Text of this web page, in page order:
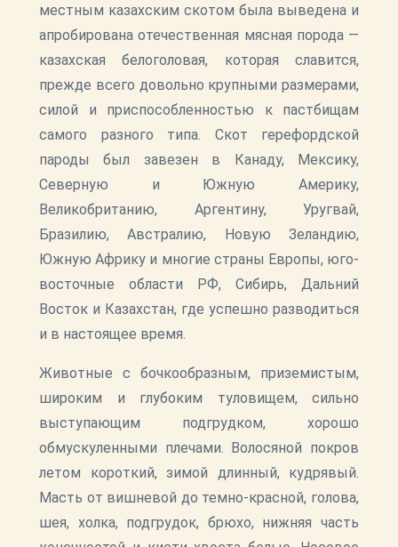
местным казахским скотом была выведена и
апробирована отечественная мясная порода —
казахская белоголовая, которая славится,
прежде всего довольно крупными размерами,
силой и приспособленностью к пастбищам
самого разного типа. Скот герефордской
пароды был завезен в Канаду, Мексику,
Северную и Южную Америку,
Великобританию, Аргентину, Уругвай,
Бразилию, Австралию, Новую Зеландию,
Южную Африку и многие страны Европы, юго-
восточные области РФ, Сибирь, Дальний
Восток и Казахстан, где успешно разводиться
и в настоящее время.
Животные с бочкообразным, приземистым,
широким и глубоким туловищем, сильно
выступающим подгрудком, хорошо
обмускуленными плечами. Волосяной покров
летом короткий, зимой длинный, кудрявый.
Масть от вишневой до темно-красной, голова,
шея, холка, подгрудок, брюхо, нижняя часть